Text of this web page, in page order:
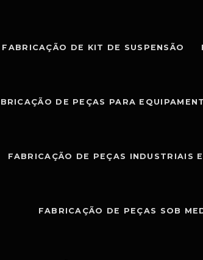
FABRICAÇÃO DE KIT DE SUSPENSÃO
DE PEÇAS PARA
FABRICAÇÃO DE PEÇAS INDUSTRIAIS
FABRICAÇÃO DE PEÇAS SOB